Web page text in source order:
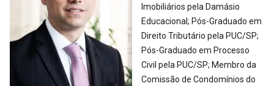
Imobiliários pela Damásio
Educacional; Pós-Graduado em
Direito Tributário pela PUC/SP;
Pós-Graduado em Processo
Civil pela PUC/SP; Membro da
Comissão de Condomínios do